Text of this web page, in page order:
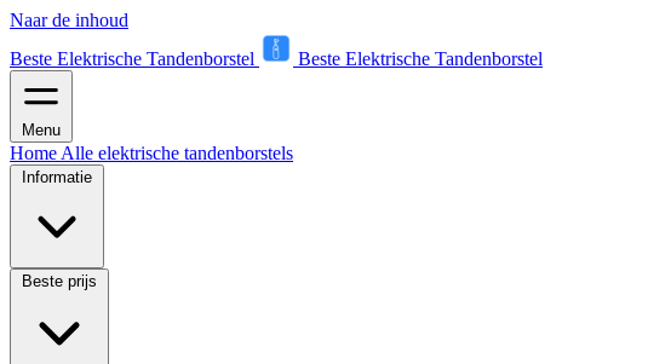
Naar de inhoud
Beste Elektrische Tandenborstel
Beste Elektrische Tandenborstel
Menu
Home Alle elektrische tandenborstels
Informatie
Beste prijs